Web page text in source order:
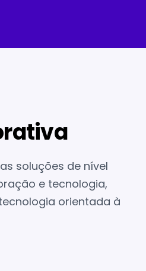
soluções de nível
e tecnologia,
orientada à